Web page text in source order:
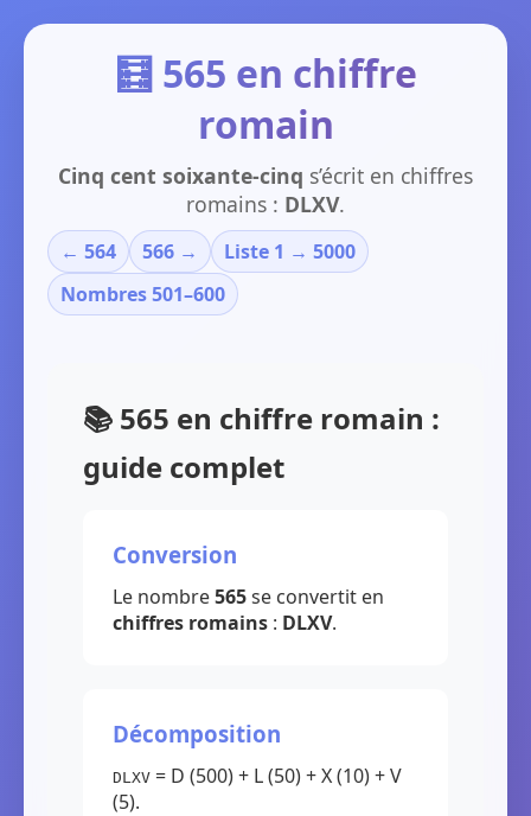
🧮 565 en chiffre
romain
Cinq cent soixante-cinq s’écrit en chiffres
romains : DLXV.
← 564 566 →
Liste 1 → 5000
Nombres 501–600
📚 565 en chiffre romain :
guide complet
Conversion
Le nombre565se convertit en
chiffres romains : DLXV.
Décomposition
DLXV = D (500) + L (50) + X (10) + V
(5).